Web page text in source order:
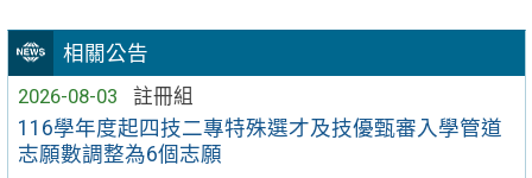
相關公告
2026-08-03
註冊組
116學年度起四技二專特殊選才及技優甄審入學管道
志願數調整為6個志願